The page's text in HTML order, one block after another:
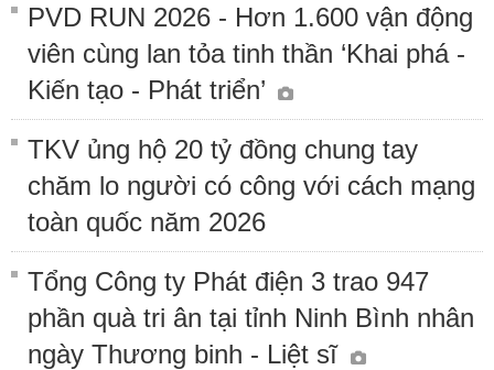
PVD RUN 2026 - Hơn 1.600 vận động
viên cùng lan tỏa tinh thần ‘Khai phá -
Kiến tạo - Phát triển’
TKV ủng hộ 20 tỷ đồng chung tay
chăm lo người có công với cách mạng
toàn quốc năm 2026
Tổng Công ty Phát điện 3 trao 947
phần quà tri ân tại tỉnh Ninh Bình nhân
ngày Thương binh - Liệt sĩ